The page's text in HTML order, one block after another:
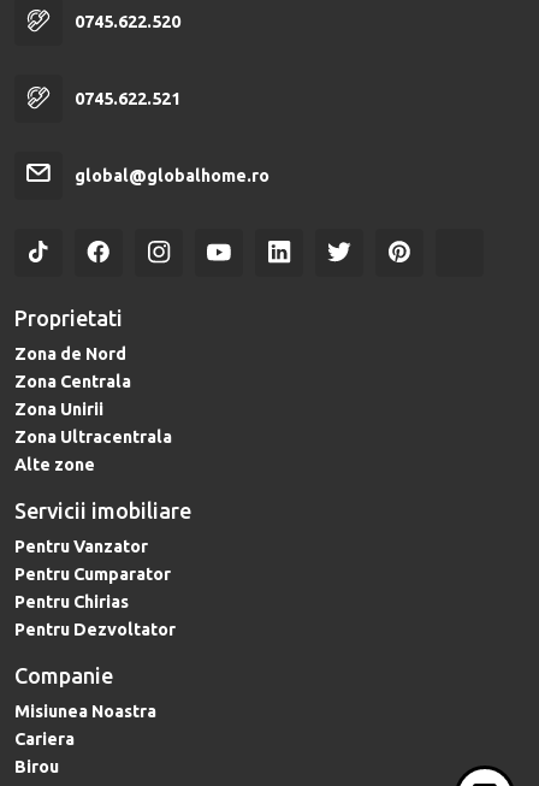
0745.622.520
0745.622.521
global@globalhome.ro
Proprietati
Zona de Nord
Zona Centrala
Zona Unirii
Zona Ultracentrala
Alte zone
Servicii imobiliare
Pentru Vanzator
Pentru Cumparator
Pentru Chirias
Pentru Dezvoltator
Companie
Misiunea Noastra
Cariera
Birou